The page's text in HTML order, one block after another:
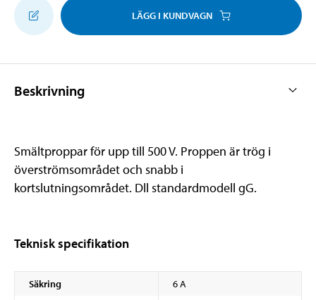
LÄGG I KUNDVAGN
Beskrivning
Smältproppar för upp till 500 V. Proppen är trög i
överströmsområdet och snabb i
kortslutningsområdet. Dll standardmodell gG.
Teknisk specifikation
Säkring
6 A